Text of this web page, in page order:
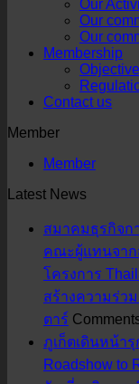
Our
Our
Our
Membership
Objective
Contact us
Member
Member
Latest News
สมาคมธุรกิจก
คณะผู้แทนจาก
โครงการ
สร้างความร่ว
ตาร์
ภูเก็ตเดินหน้ารุ
Roadshow to